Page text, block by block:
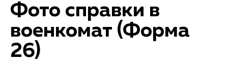
Фото справки в
военкомат (Форма
26)